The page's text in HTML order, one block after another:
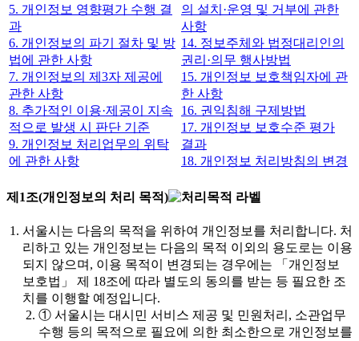
5. 개인정보 영향평가 수행 결
과
6. 개인정보의 파기 절차 및 방
법에 관한 사항
7. 개인정보의 제3자 제공에
관한 사항
8. 추가적인 이용·제공이 지속
적으로 발생 시 판단 기준
9. 개인정보 처리업무의 위탁
에 관한 사항
의 설치·운영 및 거부에 관한
사항
14. 정보주체와 법정대리인의
권리·의무 행사방법
15. 개인정보 보호책임자에 관
한 사항
16. 권익침해 구제방법
17. 개인정보 보호수준 평가
결과
18. 개인정보 처리방침의 변경
제1조(개인정보의 처리 목적)
서울시는 다음의 목적을 위하여 개인정보를 처리합니다. 처
리하고 있는 개인정보는 다음의 목적 이외의 용도로는 이용
되지 않으며, 이용 목적이 변경되는 경우에는 「개인정보
보호법」 제 18조에 따라 별도의 동의를 받는 등 필요한 조
치를 이행할 예정입니다.
① 서울시는 대시민 서비스 제공 및 민원처리, 소관업무
수행 등의 목적으로 필요에 의한 최소한으로 개인정보를